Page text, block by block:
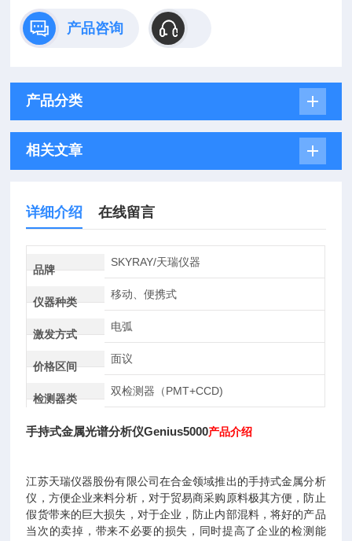
产品咨询
产品分类
相关文章
详细介绍 在线留言
品牌
SKYRAY/天瑞仪器
仪器种类
移动、便携式
激发方式
电弧
价格区间
面议
检测器类
双检测器（PMT+CCD)
手持式金属光谱分析仪Genius5000产品介绍
江苏天瑞仪器股份有限公司在合金领域推出的手持式金属分析
仪，方便企业来料分析，对于贸易商采购原料极其方便，防止
假货带来的巨大损失，对于企业，防止内部混料，将好的产品
当次的卖掉，带来不必要的损失，同时提高了企业的检测能